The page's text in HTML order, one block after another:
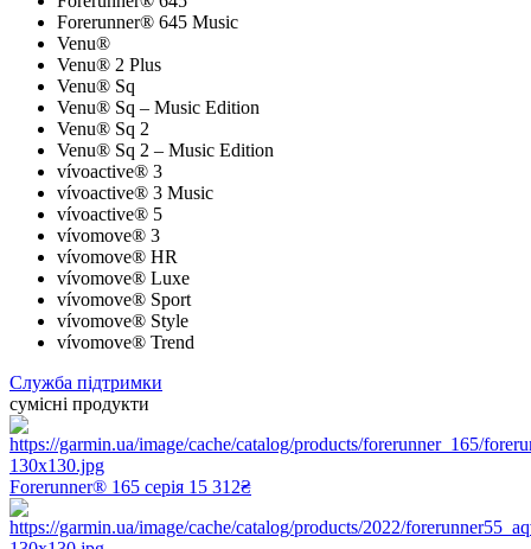
Forerunner® 645 Music
Venu®
Venu® 2 Plus
Venu® Sq
Venu® Sq – Music Edition
Venu® Sq 2
Venu® Sq 2 – Music Edition
vívoactive® 3
vívoactive® 3 Music
vívoactive® 5
vívomove® 3
vívomove® HR
vívomove® Luxe
vívomove® Sport
vívomove® Style
vívomove® Trend
Служба підтримки
сумісні продукти
Forerunner® 165 серія 15 312₴